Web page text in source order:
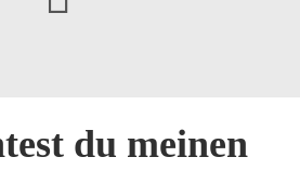
du meinen